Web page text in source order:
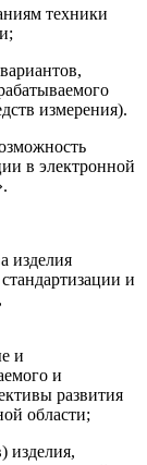
техники
измерения).
в электронной
изделия
и
и
и
развития
области;
изделия,